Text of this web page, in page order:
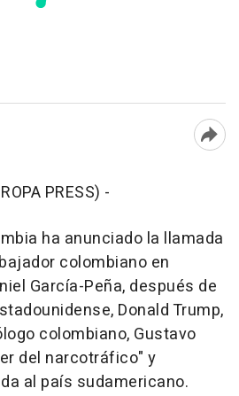
PRESS) -
ha anunciado la llamada
colombiano en
García-Peña, después de
Donald Trump,
colombiano, Gustavo
del narcotráfico" y
al país sudamericano.